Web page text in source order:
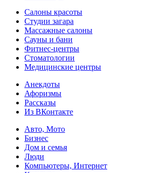
Салоны красоты
Студии загара
Массажные салоны
Сауны и бани
Фитнес-центры
Стоматологии
Медицинские центры
Анекдоты
Афоризмы
Рассказы
Из ВКонтакте
Авто, Мото
Бизнес
Дом и семья
Люди
Компьютеры, Интернет